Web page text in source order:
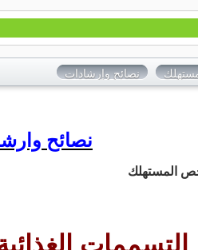
نصائح وإرشادات
نصائح
المستهلك